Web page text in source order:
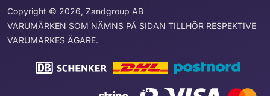
Copyright © 2026, Zandgroup AB
VARUMÄRKEN SOM NÄMNS PÅ SIDAN TILLHÖR RESPEKTIVE
VARUMÄRKES ÄGARE.